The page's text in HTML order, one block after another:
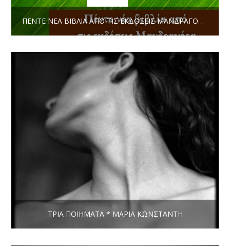
ΠΈΝΤΕ ΝΈΑ ΒΙΒΛΊΑ ΑΠΌ ΤΙΣ ΕΚΔΌΣΕΙΣ ΜΑΝΔΡΑΓΌΡΑ * ΙΑΝΟΥΆΡΙΟΣ 2023
ΤΡΊΑ ΠΟΙΉΜΑΤΑ * ΜΑΡΊΑ ΚΩΝΣΤΑΝΤΉ